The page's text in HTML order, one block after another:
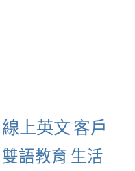
線上英文 客戶
雙語教育 生活